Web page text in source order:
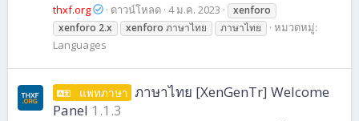
thxf.org ดาวน์โหลด 4 ม.ค. 2023
xenforo
xenforo 2.x xenforo ภาษาไทย ภาษาไทย
หมวดหมู่:
Languages
แพทภาษา ภาษาไทย [XenGenTr] Welcome
Panel 1.1.3